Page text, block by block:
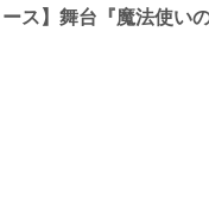
ース】舞台『魔法使い